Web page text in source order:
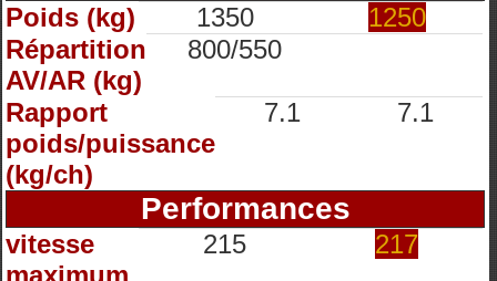
Poids (kg) 1350
1250
Répartition
AV/AR (kg)
800/550
Rapport
poids/puissance
(kg/ch)
7.1 7.1
Performances
vitesse
maximum
215 217